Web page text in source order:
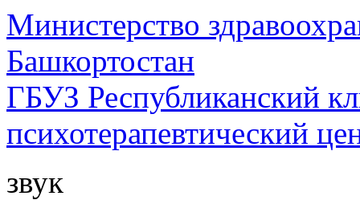
Министерство
Башкортостан
ГБУЗ Республиканский
психотерапевтический
звук